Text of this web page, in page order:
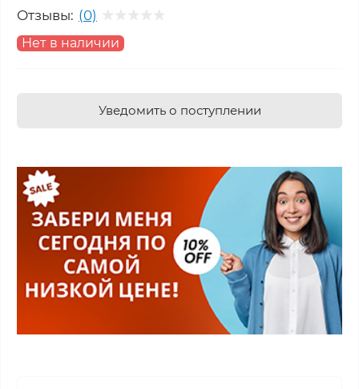
Отзывы: (0)
Нет в наличии
Уведомить о поступлении